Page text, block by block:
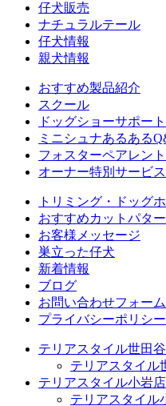
仔犬販売
ナチュラルテール
仔犬情報
親犬情報
おすすめ製品紹介
スクール
ドッグショーサポート
ミニシュナあるある
フォスターペアレント
オーナー特別サービス
トリミング・ドッグ
おすすめカットパタ
お客様メッセージ
巣立った仔犬
新着情報
ブログ
お問い合わせフォーム
プライバシーポリシー
テリアスタイル世田
テリアスタイル
テリアスタイル小岩店
テリアスタイル